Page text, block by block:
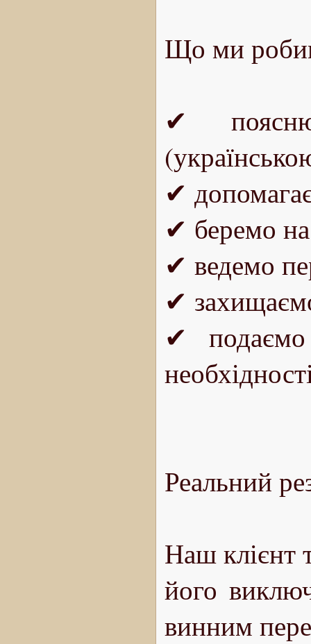
Що ми
✔
✔
✔ беремо на
✔ ведемо
✔
✔ подаємо
Реальний
Наш клієнт
його
винним